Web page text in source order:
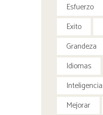
Esfuerzo
Exito
Grandeza
Idiomas
Inteligencia
Mejorar